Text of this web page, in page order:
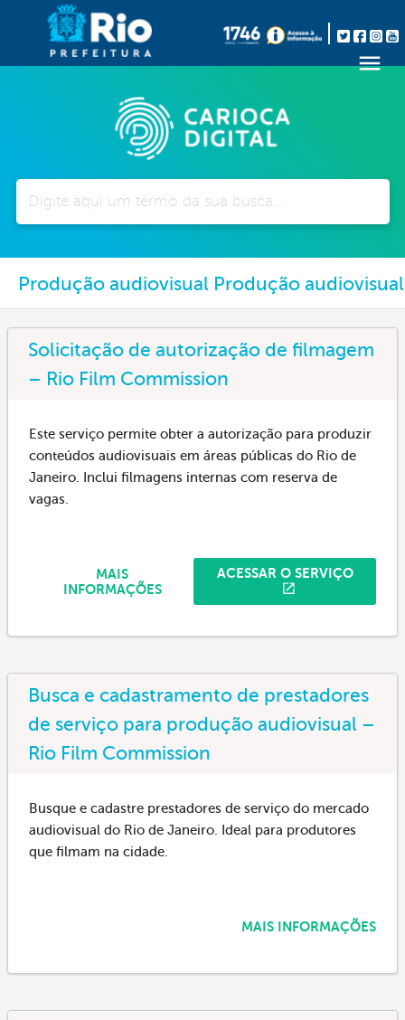
Produção audiovisual Produção audiovisual
Solicitação de autorização de filmagem
– Rio Film Commission
Este serviço permite obter a autorização para produzir
conteúdos audiovisuais em áreas públicas do Rio de
Janeiro. Inclui filmagens internas com reserva de
vagas.
ACESSAR O SERVIÇO
MAIS
INFORMAÇÕES
Busca e cadastramento de prestadores
de serviço para produção audiovisual –
Rio Film Commission
Busque e cadastre prestadores de serviço do mercado
audiovisual do Rio de Janeiro. Ideal para produtores
que filmam na cidade.
MAIS INFORMAÇÕES